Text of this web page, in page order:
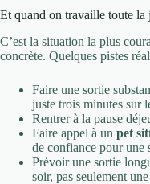
Et quand on travaille toute la
C’est la situation la plus
concrète. Quelques pistes
Faire une sortie
juste trois minutes sur
Rentrer à la pause
Faire appel à un pet
de confiance pour une
Prévoir une sortie
soir, pas seulement